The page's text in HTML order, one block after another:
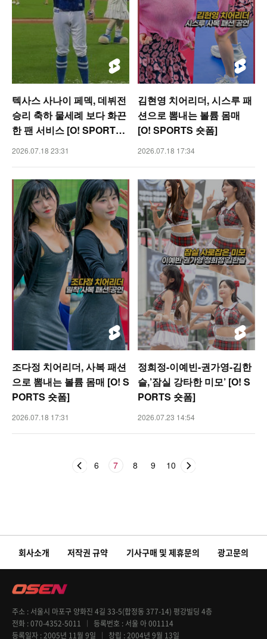
텍사스 사나이 페덱, 데뷔전
승리 축하 물세례 보다 화끈
한 팬 서비스 [O! SPORTS
숏폼]
2026.07.18 23:31
김현영 치어리더, 시스루 패
션으로 뽐내는 볼륨 몸매
[O! SPORTS 숏폼]
2026.07.18 17:34
조다정 치어리더, 사복 패션
으로 뽐내는 볼륨 몸매 [O! S
PORTS 숏폼]
2026.07.18 17:31
정희정-이예빈-권가영-김한
슬,’잠실 강타한 미모’ [O! S
PORTS 숏폼]
2026.07.23 14:54
6 7 8 9 10
회사소개 저작권 규약 기사구매 및 제휴문의 광고문의
주소
서울시 마포구 양화진 4길 33-5(합정동 377-14) 평강빌딩 4층
전화 070-4352-5011 등록번호
서울 아 001114
등록일자 2005년 11월 9일 창립 2004년 9월 13일